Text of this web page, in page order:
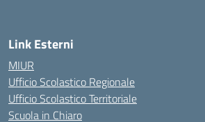
Link Esterni
MIUR
Ufficio Scolastico Regionale
Ufficio Scolastico Territoriale
Scuola in Chiaro